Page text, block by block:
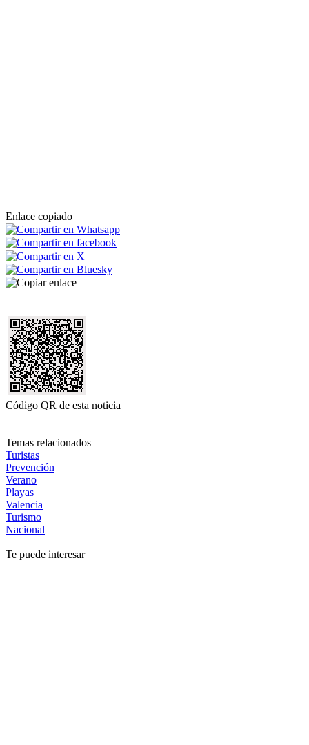
Enlace copiado
Código QR de esta noticia
Temas relacionados
Turistas
Prevención
Verano
Playas
Valencia
Turismo
Nacional
Te puede interesar